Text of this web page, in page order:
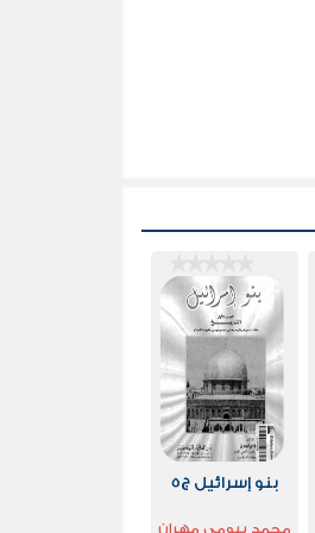
بنو إسرائيل ج5
محمد بيومى مهران